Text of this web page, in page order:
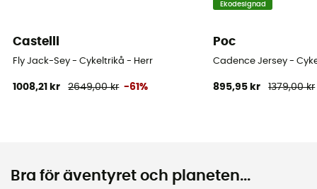
Castelli
Fly Jack-Sey - Cykeltrikå - Herr
1008,21 kr 2649,00 kr -61%
Ekodesignad
Poc
Cadence Jersey -
895,95 kr 1379,00 kr
Bra för äventyret och planeten...